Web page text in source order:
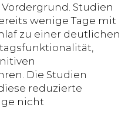
Studien
wenige Tage mit
zu einer deutlichen
Die Studien
reduzierte
nicht